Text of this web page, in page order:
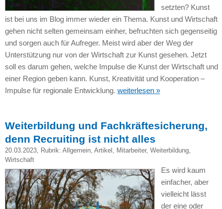
setzten? Kunst
ist bei uns im Blog immer wieder ein Thema. Kunst und Wirtschaft
gehen nicht selten gemeinsam einher, befruchten sich gegenseitig
und sorgen auch für Aufreger. Meist wird aber der Weg der
Unterstützung nur von der Wirtschaft zur Kunst gesehen. Jetzt
soll es darum gehen, welche Impulse die Kunst der Wirtschaft und
einer Region geben kann. Kunst, Kreativität und Kooperation –
Impulse für regionale Entwicklung. weiterlesen »
Weiterbildung und Fachkräftesicherung,
denn Recruiting ist nicht alles
20.03.2023, Rubrik: Allgemein, Artikel Mitarbeiter, Weiterbildung,
Wirtschaft
Es wird kaum
einfacher, aber
vielleicht lässt
der eine oder